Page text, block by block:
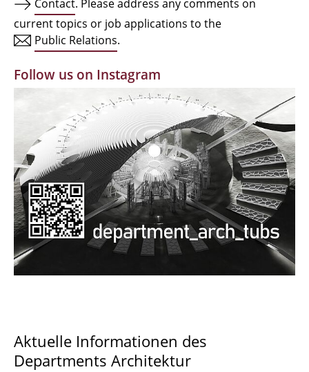
Facilities
Alumni | cloud club
Documents and Downloads
Contact. Please address any comments on
current topics or job applications to the
Public Relations.
Follow us on Instagram
Aktuelle Informationen des
Departments Architektur